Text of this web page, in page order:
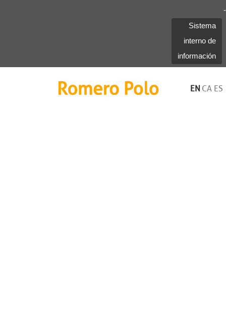
-
Sistema
interno de
información
Romero Polo EN CA ES